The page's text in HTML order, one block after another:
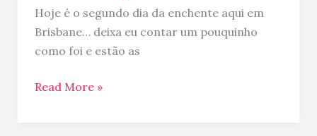
Hoje é o segundo dia da enchente aqui em
Brisbane… deixa eu contar um pouquinho
como foi e estão as
Read More »